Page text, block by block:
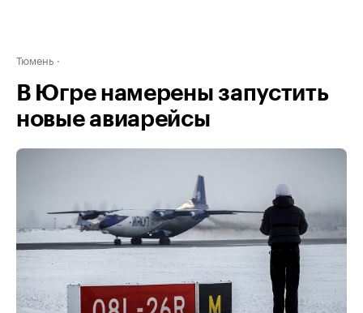
Тюмень
В Югре намерены запустить
новые авиарейсы